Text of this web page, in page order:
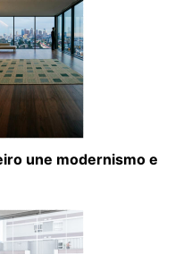
une modernismo e